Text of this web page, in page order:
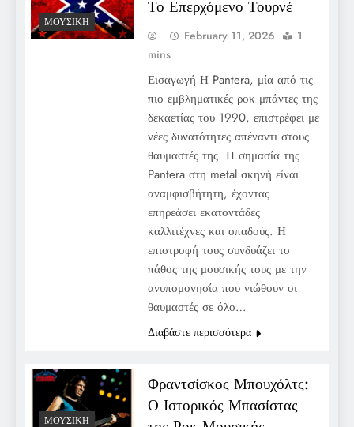
ΜΟΥΣΙΚΉ
Το Επερχόμενο Τουρνέ
February 11, 2026
1
mins
Εισαγωγή Η Pantera, μία από τις
πιο εμβληματικές ροκ μπάντες της
δεκαετίας του 1990, επιστρέφει με
νέες δυνατότητες απέναντι στους
θαυμαστές της. Η σημασία της
Pantera στη metal σκηνή είναι
αναμφισβήτητη, έχοντας
επηρεάσει εκατοντάδες
καλλιτέχνες και οπαδούς. Η
επιστροφή τους συνδυάζει το
πάθος της μουσικής τους με την
ανυπομονησία που νιώθουν οι
θαυμαστές σε όλο…
Διαβάστε περισσότερα
ΜΟΥΣΙΚΉ
Φραντσίσκος Μπουχόλτς:
Ο Ιστορικός Μπασίστας